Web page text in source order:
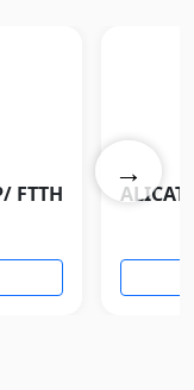
→
FTTH